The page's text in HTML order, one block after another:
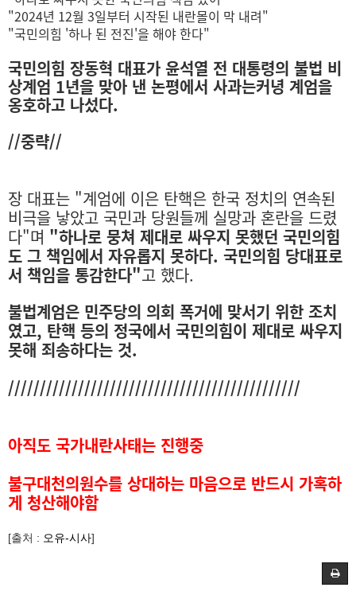
"2024년 12월 3일부터 시작된 내란몰이 막 내려"
"국민의힘 '하나 된 전진'을 해야 한다"
국민의힘 장동혁 대표가 윤석열 전 대통령의 불법 비
상계엄 1년을 맞아 낸 논평에서 사과는커녕 계엄을
옹호하고 나섰다.
//중략//
장 대표는 "계엄에 이은 탄핵은 한국 정치의 연속된
비극을 낳았고 국민과 당원들께 실망과 혼란을 드렸
다"며 "하나로 뭉쳐 제대로 싸우지 못했던 국민의힘
도 그 책임에서 자유롭지 못하다. 국민의힘 당대표로
서 책임을 통감한다"고 했다.
불법계엄은 민주당의 의회 폭거에 맞서기 위한 조치
였고, 탄핵 등의 정국에서 국민의힘이 제대로 싸우지
못해 죄송하다는 것.
//////////////////////////////////////////////
아직도 국가내란사태는 진행중
불구대천의원수를 상대하는 마음으로 반드시 가혹하
게 청산해야함
[출처 : 오유-시사]